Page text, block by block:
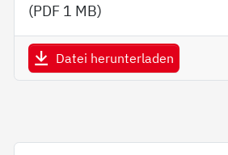
(PDF 1 MB)
Datei herunterladen